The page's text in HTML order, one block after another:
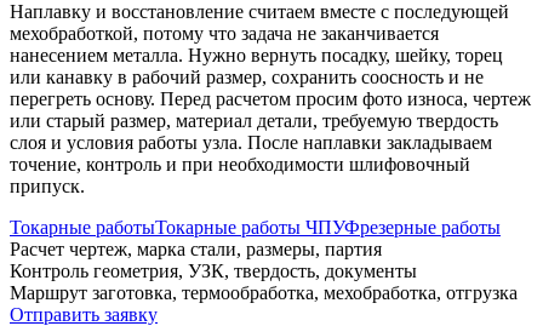
Наплавку и восстановление считаем вместе с последующей
мехобработкой, потому что задача не заканчивается
нанесением металла. Нужно вернуть посадку, шейку, торец
или канавку в рабочий размер, сохранить соосность и не
перегреть основу. Перед расчетом просим фото износа, чертеж
или старый размер, материал детали, требуемую твердость
слоя и условия работы узла. После наплавки закладываем
точение, контроль и при необходимости шлифовочный
припуск.
Токарные работыТокарные работы ЧПУФрезерные работы
Расчет чертеж, марка стали, размеры, партия
Контроль геометрия, УЗК, твердость, документы
Маршрут заготовка, термообработка, мехобработка, отгрузка
Отправить заявку